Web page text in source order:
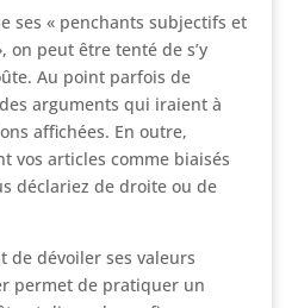
ses « penchants subjectifs et
on peut être tenté de s’y
Au point parfois de
arguments qui iraient à
affichées. En outre,
vos articles comme biaisés
déclariez de droite ou de
de dévoiler ses valeurs
permet de pratiquer un